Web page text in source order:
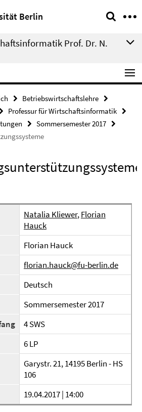
Berlin
Prof. Dr. N.
Betriebswirtschaftslehre
Professur für Wirtschaftsinformatik
Sommersemester 2017
Natalia Kliewer,Florian
Hauck
Florian Hauck
florian.hauck@fu-berlin.de
Deutsch
Sommersemester 2017
4 SWS
6 LP
Garystr. 21, 14195 Berlin - HS
106
19.04.2017 | 14:00